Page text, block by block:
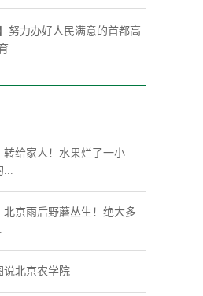
努力办好人民满意的首都高
转给家人！水果烂了一小
...
北京雨后野蘑丛生！绝大多
说北京农学院